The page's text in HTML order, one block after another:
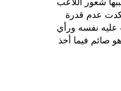
عدم قدرة
عليه نفسه ورأي
صائم فيما أخذ